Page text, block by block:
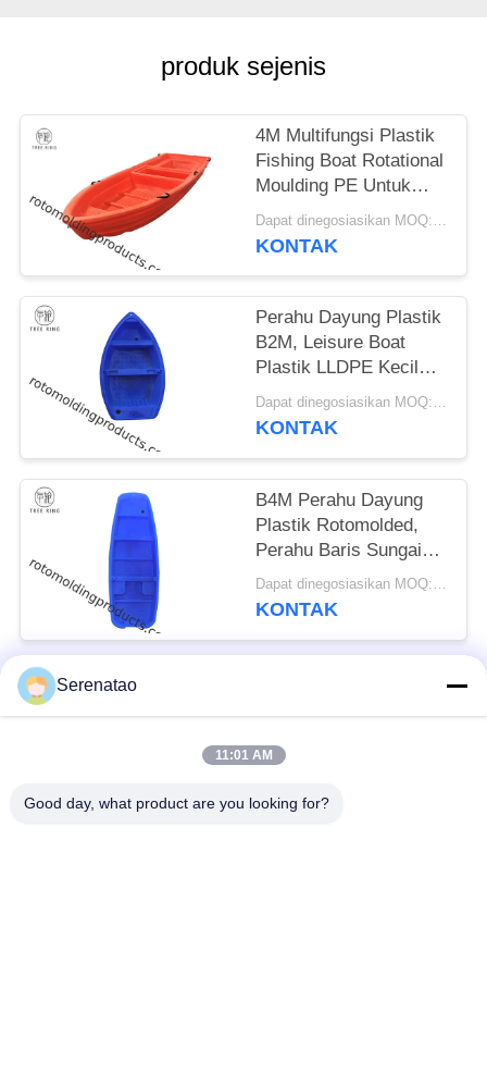
produk sejenis
4M Multifungsi Plastik
Fishing Boat Rotational
Moulding PE Untuk
Akuakultur
Dapat dinegosiasikan MOQ:Negosiasi
KONTAK
Perahu Dayung Plastik
B2M, Leisure Boat
Plastik LLDPE Kecil
Dengan Motor Tempel Dapat dinegosiasikan MOQ:Negosiasi
KONTAK
B4M Perahu Dayung
Plastik Rotomolded,
Perahu Baris Sungai
Ikan Poli Dengan Motor
Tempel
Dapat dinegosiasikan MOQ:Negosiasi
KONTAK
Bad Request
Serenatao
11:01 AM
Good day, what product are you looking for?